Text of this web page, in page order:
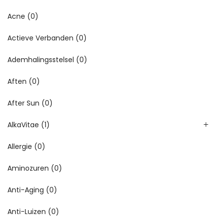
Acne (0)
Actieve Verbanden (0)
Ademhalingsstelsel (0)
Aften (0)
After Sun (0)
AlkaVitae (1)
Allergie (0)
Aminozuren (0)
Anti-Aging (0)
Anti-Luizen (0)